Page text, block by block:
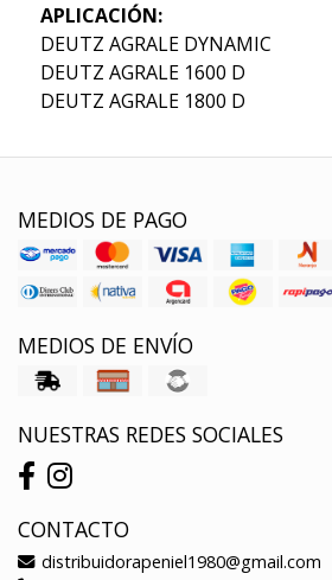
APLICACIÓN:
DEUTZ AGRALE DYNAMIC
DEUTZ AGRALE 1600 D
DEUTZ AGRALE 1800 D
MEDIOS DE PAGO
MEDIOS DE ENVÍO
NUESTRAS REDES SOCIALES
CONTACTO
distribuidorapeniel1980@gmail.com